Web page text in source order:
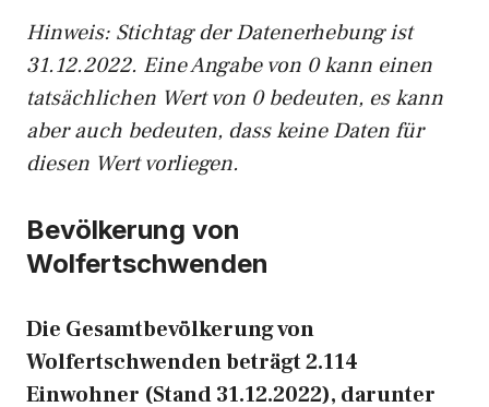
Hinweis: Stichtag der Datenerhebung ist
31.12.2022. Eine Angabe von 0 kann einen
tatsächlichen Wert von 0 bedeuten, es kann
aber auch bedeuten, dass keine Daten für
diesen Wert vorliegen.
Bevölkerung von
Wolfertschwenden
Die Gesamtbevölkerung von
Wolfertschwenden beträgt 2.114
Einwohner (Stand 31.12.2022), darunter